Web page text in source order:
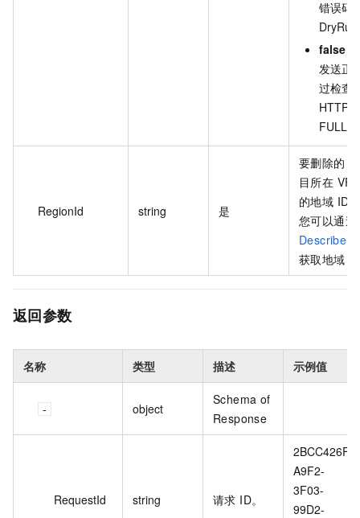
错误码
false
发送正
过检查
HTTP
RegionId string 是
要删除的
目所在
的地域 ID。
您可以通过
获取地域
返回参数
名称 类型 描述 示例值
object
Schema of
Response
RequestId string 请求 ID。
2BCC426F-
A9F2-
3F03-
99D2-